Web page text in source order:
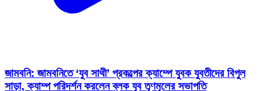
জামবনি: জামবনিতে ‘যুব সাথী’ প্রকল্পের ক্যাম্পে যুবক যুবতীদের বিপুল
সাড়া, ক্যাম্প পরিদর্শন করলেন ব্লক যুব তৃণমূলের সভাপতি